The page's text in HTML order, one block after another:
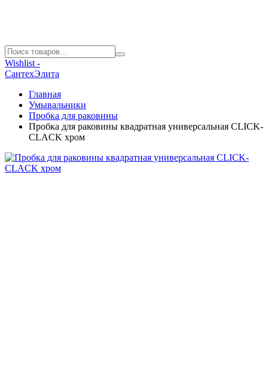
Wishlist -
СантехЭлита
Главная
Умывальники
Пробка для раковины
Пробка для раковины квадратная универсальная CLICK-
CLACK хром